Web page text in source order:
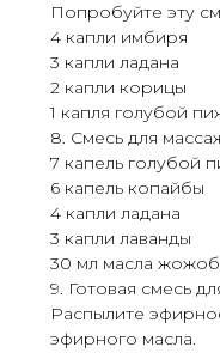
Попробуйте эту
4 капли имбиря
3 капли ладана
2 капли корицы
1 капля голубой
8. Смесь для
7 капель голубой
6 капель копайбы
4 капли ладана
3 капли лаванды
30 мл масла
9. Готовая смесь
Распылите
эфирного масла.